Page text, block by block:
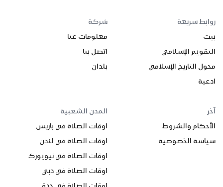
روابط سريعة
بيت
التقويم الإسلامي
محول التاريخ الإسلامي
ادعية
شركة
معلومات عنا
اتصل بنا
بلدان
آخر
الأحكام والشروط
سياسة الخصوصية
المدن الشعبية
اوقات الصلاة في باريس
اوقات الصلاة في لندن
اوقات الصلاة في نيويورك
اوقات الصلاة في دبي